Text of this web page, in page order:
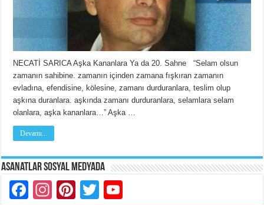
NECATİ SARICA Aşka Kananlara Ya da 20. Sahne “Selam olsun
zamanın sahibine. zamanın içinden zamana fışkıran zamanın
evladına, efendisine, kölesine, zamanı durduranlara, teslim olup
aşkına duranlara. aşkında zamanı durduranlara, selamlara selam
olanlara, aşka kananlara…” Aşka …
Devamı...
Asanatlar Sosyal Medyada
Facebook
Instagram
Pinterest
Twitter